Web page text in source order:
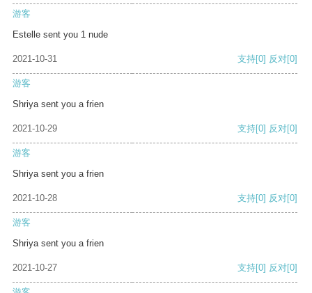
游客
Estelle sent you 1 nude
2021-10-31 支持[0] 反对[0]
游客
Shriya sent you a frien
2021-10-29 支持[0] 反对[0]
游客
Shriya sent you a frien
2021-10-28 支持[0] 反对[0]
游客
Shriya sent you a frien
2021-10-27 支持[0] 反对[0]